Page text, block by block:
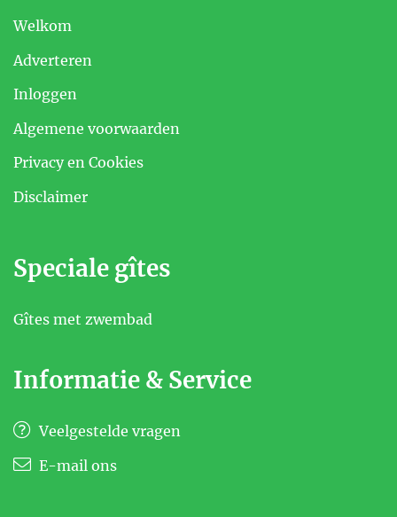
Welkom
Adverteren
Inloggen
Algemene voorwaarden
Privacy en Cookies
Disclaimer
Speciale gîtes
Gîtes met zwembad
Informatie & Service
Veelgestelde vragen
E-mail ons